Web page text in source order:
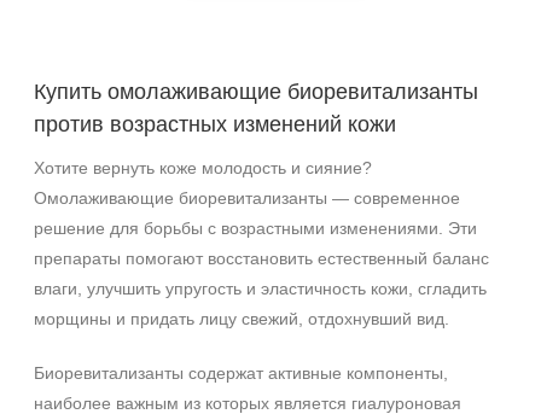
Алопеция
Показать еще
Применение
Результат
Гладкость
Лифтинг
Купить омолаживающие биоревитализанты
против возрастных изменений кожи
Хотите вернуть коже молодость и сияние?
Омолаживающие биоревитализанты — современное
решение для борьбы с возрастными изменениями. Эти
препараты помогают восстановить естественный баланс
влаги, улучшить упругость и эластичность кожи, сгладить
морщины и придать лицу свежий, отдохнувший вид.
Биоревитализанты содержат активные компоненты,
наиболее важным из которых является гиалуроновая